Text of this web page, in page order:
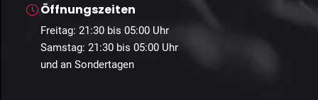
Öffnungszeiten
Freitag: 21:30 bis 05:00 Uhr
Samstag: 21:30 bis 05:00 Uhr
und an Sondertagen